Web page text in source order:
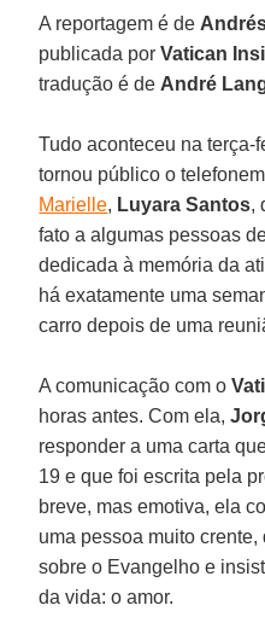
A reportagem é de
publicada porVatican
tradução é de André
Tudo aconteceu na terça-
tornou público o
Marielle, Luyara Santos,
fato a algumas pessoas
dedicada à memória da
há exatamente uma
carro depois de uma
A comunicação com o
horas antes. Com ela,
responder a uma carta
19 e que foi escrita pela
breve, mas emotiva, ela
uma pessoa muito
sobre o Evangelho e
da vida: o amor.